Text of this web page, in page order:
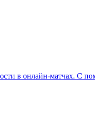
в онлайн-матчах. С